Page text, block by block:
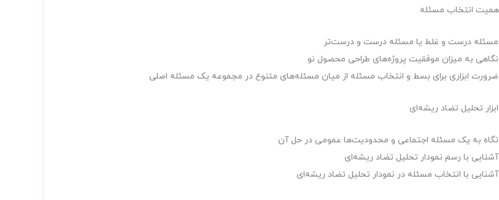
مسئله درست و غلط یا مسئله درست و درست‌تر
نگاهی به میزان موفقیت پروژه‌های طراحی محصول نو
ضرورت ابزاری برای بسط و انتخاب مسئله از میان مسئله‌های متنوع در مجموعه یک مسئله اصلی
نگاه به یک مسئله اجتماعی و محدودیت‌ها عمومی در حل آن
آشنایی با رسم نمودار تحلیل تضاد ریشه‌ای
آشنایی با انتخاب مسئله در نمودار تحلیل تضاد ریشه‌ای